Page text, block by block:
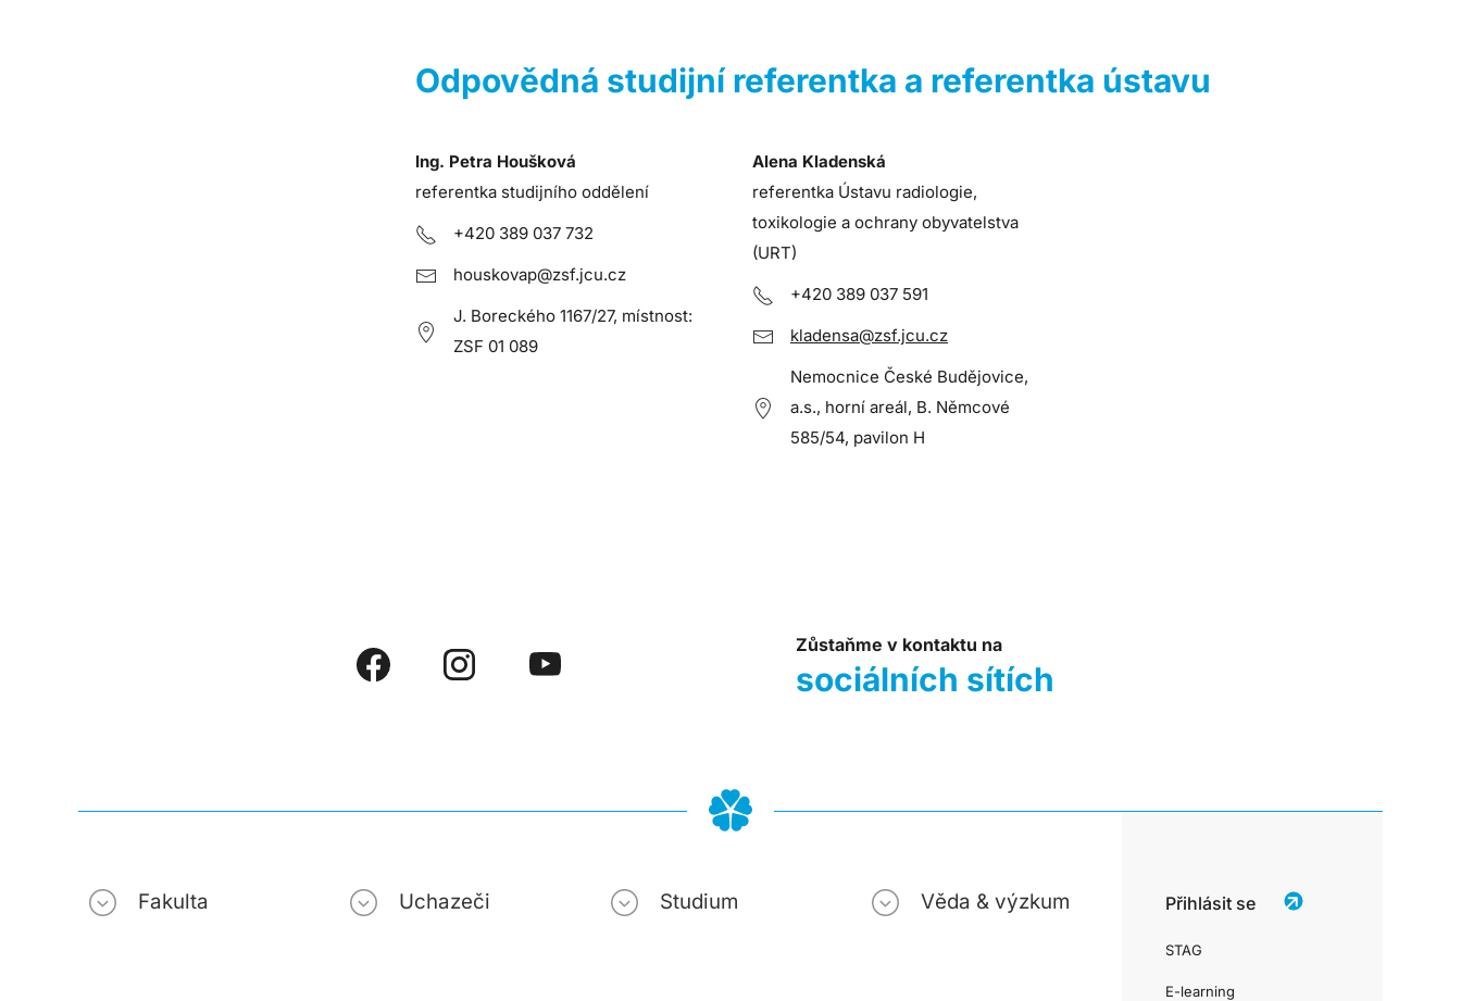
Odpovědná studijní referentka a referentka ústavu
Ing. Petra Houšková
referentka studijního oddělení
+420 389 037 732
houskovap@zsf.jcu.cz
J. Boreckého 1167/27, místnost:
ZSF 01 089
Alena Kladenská
referentka Ústavu radiologie,
toxikologie a ochrany obyvatelstva
(URT)
+420 389 037 591
kladensa@zsf.jcu.cz
Nemocnice České Budějovice,
a.s., horní areál, B. Němcové
585/54, pavilon H
Zůstaňme v kontaktu na
sociálních sítích
Fakulta Uchazeči Studium Věda & výzkum Přihlásit se
STAG
E-learning